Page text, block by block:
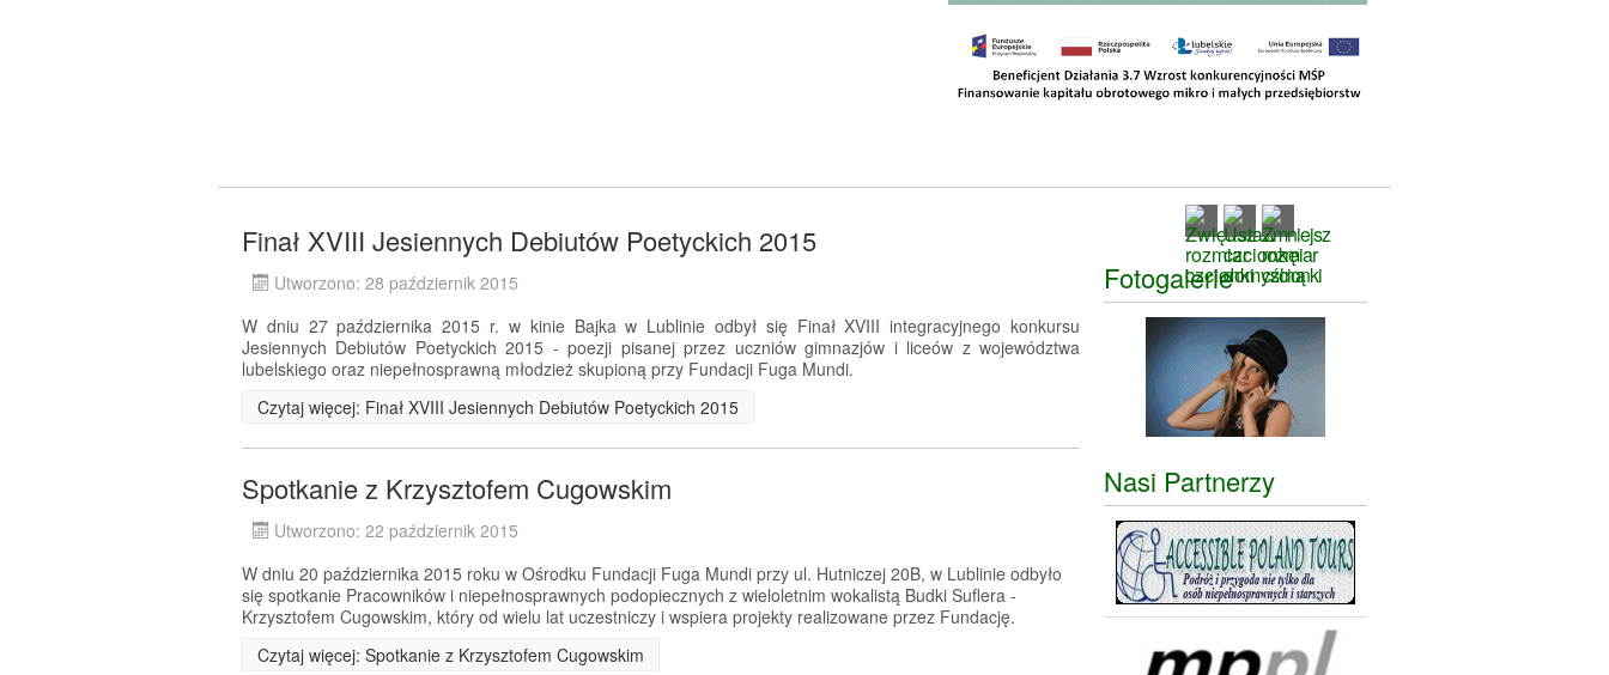
Finał XVIII Jesiennych Debiutów Poetyckich 2015
Utworzono: 28 październik 2015
W dniu 27 października 2015 r. w kinie Bajka w Lublinie odbył się Finał XVIII integracyjnego konkursu
Jesiennych Debiutów Poetyckich 2015 - poezji pisanej przez uczniów gimnazjów i liceów z województwa
lubelskiego oraz niepełnosprawną młodzież skupioną przy Fundacji Fuga Mundi.
Czytaj więcej: Finał XVIII Jesiennych Debiutów Poetyckich 2015
Spotkanie z Krzysztofem Cugowskim
Utworzono: 22 październik 2015
W dniu 20 października 2015 roku w Ośrodku Fundacji Fuga Mundi przy ul. Hutniczej 20B, w Lublinie odbyło
się spotkanie Pracowników i niepełnosprawnych podopiecznych z wieloletnim wokalistą Budki Suflera -
Krzysztofem Cugowskim, który od wielu lat uczestniczy i wspiera projekty realizowane przez Fundację.
Czytaj więcej: Spotkanie z Krzysztofem Cugowskim
Fotogalerie
Nasi Partnerzy